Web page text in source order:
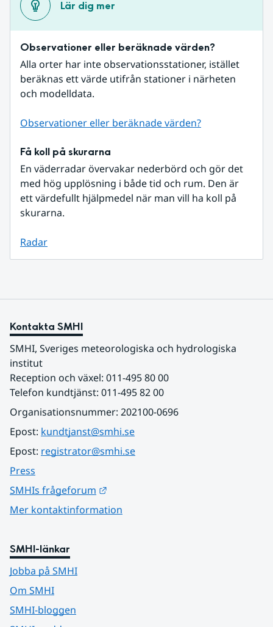
Lär dig mer
Observationer eller beräknade värden?
Alla orter har inte observationsstationer, istället
beräknas ett värde utifrån stationer i närheten
och modelldata.
Observationer eller beräknade värden?
Få koll på skurarna
En väderradar övervakar nederbörd och gör det
med hög upplösning i både tid och rum. Den är
ett värdefullt hjälpmedel när man vill ha koll på
skurarna.
Radar
Kontakta SMHI
SMHI, Sveriges meteorologiska och hydrologiska
institut
Reception och växel: 011-495 80 00
Telefon kundtjänst: 011-495 82 00
Organisationsnummer: 202100-0696
Epost: kundtjanst@smhi.se
Epost: registrator@smhi.se
Press
SMHIs frågeforum
Mer kontaktinformation
SMHI-länkar
Jobba på SMHI
Om SMHI
SMHI-bloggen